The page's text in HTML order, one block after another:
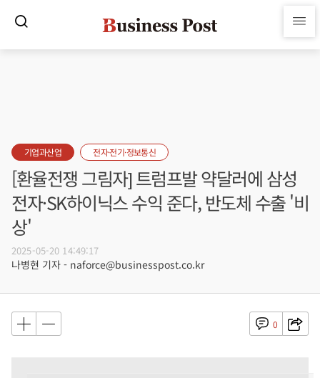
기업과산업 전자·전기·정보통신
[환율전쟁 그림자] 트럼프발 약달러에 삼성
전자·SK하이닉스 수익 준다, 반도체 수출 '비
상'
2025-05-20 14:49:17
나병현 기자 - naforce@businesspost.co.kr
0